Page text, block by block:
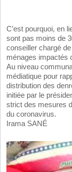
C’est pourquoi, en
sont pas moins de
conseiller chargé
ménages impactés
Au niveau
médiatique pour
distribution des
initiée par le
strict des mesures
du coronavirus.
Irama SANÉ